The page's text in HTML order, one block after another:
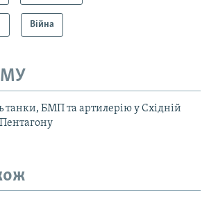
Війна
танки, БМП та артилерію у Східній